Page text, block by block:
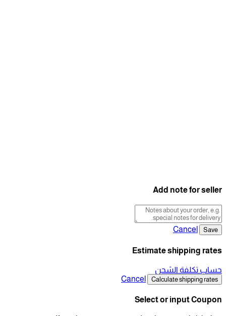
Add note for seller
Save
Cancel
Estimate shipping rates
حساب تكلفة الشحن
Calculate shipping rates
Cancel
Select or input Coupon